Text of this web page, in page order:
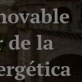
de la